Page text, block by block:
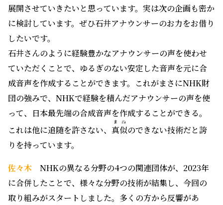
展開させていきたいと思っています。実は次の企画も密か
に検討しています。ぜひ石井アナウンサーのお力をお借り
したいです。
石井さんのように経験豊かなアナウンサーの声を使わせ
ていただくことで、ゆるぎのない安定した音声を元に合
成音声を作成することができます。これがまさにNHK財
団の強みで、NHKで経験を積んだアナウンサーの声を使
って、日本最先端の合成音声を作成することができる。
これは他に追随を許さない、 真似
まね
のできない技術だと誇
りを持っています。
佐々木 NHKの異なる分野の4つの関連団体が、2023年
に合併したことで、様々な分野の技術が結集し、今回の
取り組みがスタートしました。多くの方から反響があ